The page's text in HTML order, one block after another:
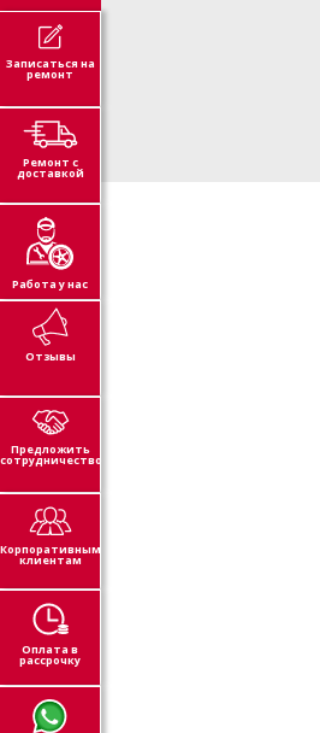
Записаться на
ремонт
Ремонт с
доставкой
Работа у нас
Отзывы
Предложить
сотрудничество
Корпоративным
клиентам
Оплата в
рассрочку